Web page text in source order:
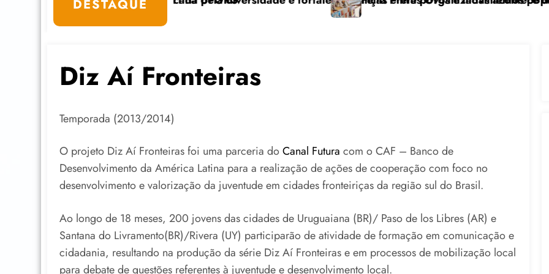
DESTAQUE
Diz Aí Fronteiras
Temporada (2013/2014)
O projeto Diz Aí Fronteiras foi uma parceria doCanal Futura com o CAF – Banco de
Desenvolvimento da América Latina para a realização de ações de cooperação com foco no
desenvolvimento e valorização da juventude em cidades fronteiriças da região sul do Brasil.
Ao longo de 18 meses, 200 jovens das cidades de Uruguaiana (BR)/ Paso de los Libres (AR) e
Santana do Livramento(BR)/Rivera (UY) participarão de atividade de formação em comunicação e
cidadania, resultando na produção da série Diz Aí Fronteiras e em processos de mobilização local
para debate de questões referentes à juventude e desenvolvimento local.